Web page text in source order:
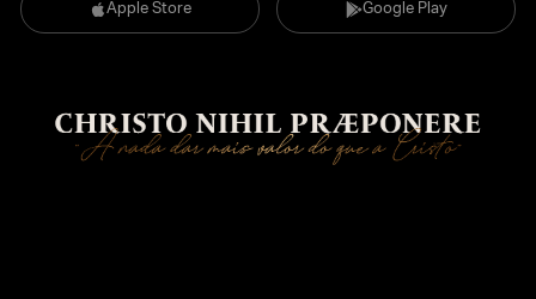
Apple Store Google Play